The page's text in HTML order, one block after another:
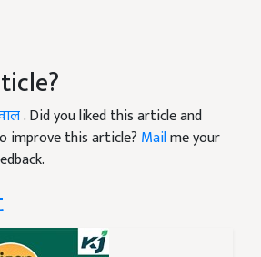
. Did you liked this article and
improve this article? Mailme your